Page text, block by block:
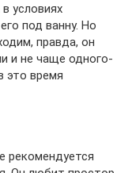
условиях
под ванну. Но
правда, он
и не чаще одного-
это время
рекомендуется